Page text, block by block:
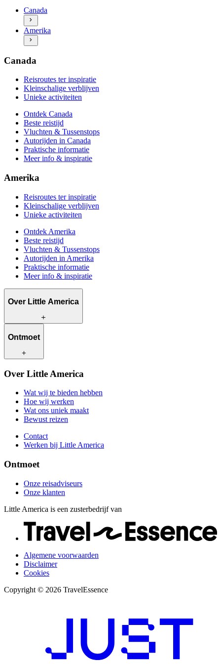
Vluchten & Tussenstops
Autorijden in Canada
Praktische informatie
Meer info & inspiratie
Unieke activiteiten
Ontdek Amerika
Beste reistijd
Vluchten & Tussenstops
Praktische informatie
Canada
Amerika
Canada
Reisroutes ter inspiratie
Kleinschalige verblijven
Unieke activiteiten
Ontdek Canada
Beste reistijd
Vluchten & Tussenstops
Autorijden in Canada
Praktische informatie
Meer info & inspiratie
Amerika
Reisroutes ter inspiratie
Kleinschalige verblijven
Unieke activiteiten
Ontdek Amerika
Beste reistijd
Vluchten & Tussenstops
Autorijden in Amerika
Praktische informatie
Meer info & inspiratie
Over Little America
Wat wij te bieden hebben
Wat ons uniek maakt
Contact
Werken bij Little America
Ontmoet
Onze reisadviseurs
Over Little America
Wat wij te bieden hebben
Hoe wij werken
Wat ons uniek maakt
Bewust reizen
Contact
Werken bij Little America
Ontmoet
Onze reisadviseurs
Onze klanten
Little America is een zusterbedrijf van
Algemene voorwaarden
Disclaimer
Cookies
Copyright © 2026 TravelEssence